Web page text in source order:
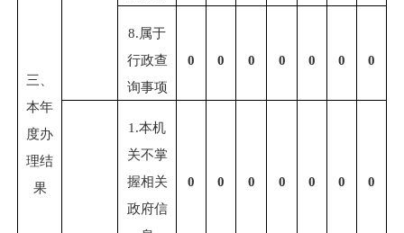
三、
本年
度办
理结
果
8.属于
行政查
询事项
0 0 0 0 0 0 0
1.本机
关不掌
握相关
政府信
0 0 0 0 0 0 0